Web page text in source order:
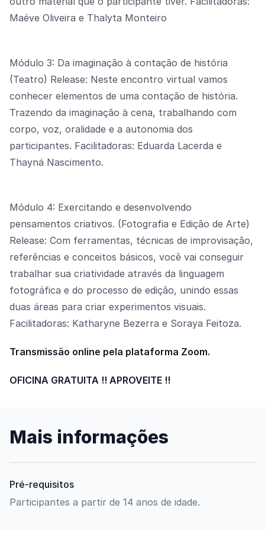
Maéve Oliveira e Thalyta Monteiro
Módulo 3: Da imaginação à contação de história
(Teatro) Release: Neste encontro virtual vamos
conhecer elementos de uma contação de história.
Trazendo da imaginação à cena, trabalhando com
corpo, voz, oralidade e a autonomia dos
participantes. Facilitadoras: Eduarda Lacerda e
Thayná Nascimento.
Módulo 4: Exercitando e desenvolvendo
pensamentos criativos. (Fotografia e Edição de Arte)
Release: Com ferramentas, técnicas de improvisação,
referências e conceitos básicos, você vai conseguir
trabalhar sua criatividade através da linguagem
fotográfica e do processo de edição, unindo essas
duas áreas para criar experimentos visuais.
Facilitadoras: Katharyne Bezerra e Soraya Feitoza.
Transmissão online pela plataforma Zoom.
OFICINA GRATUITA !! APROVEITE !!
Mais informações
Pré-requisitos
Participantes a partir de 14 anos de idade.